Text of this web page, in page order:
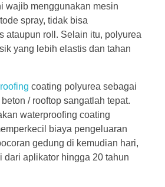
wajib menggunakan mesin
spray, tidak bisa
ataupun roll. Selain itu, polyurea
yang lebih elastis dan tahan
coating polyurea sebagai
/ rooftop sangatlah tepat.
waterproofing coating
biaya pengeluaran
gedung di kemudian hari,
dari aplikator hingga 20 tahun